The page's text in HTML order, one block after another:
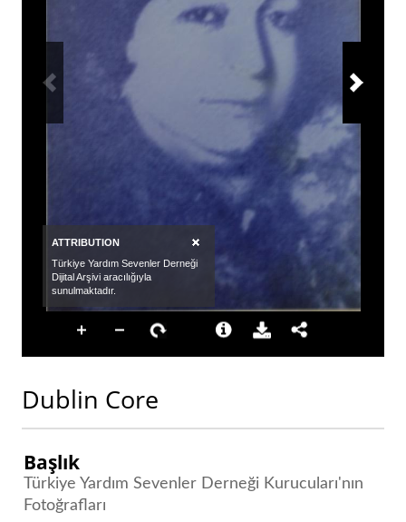
Dublin Core
Başlık
Türkiye Yardım Sevenler Derneği Kurucuları'nın
Fotoğrafları